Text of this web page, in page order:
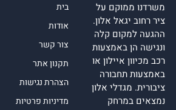
משרדנו ממוקם על
ציר רחוב יגאל אלון.
ההגעה למקום קלה
ונגישה הן באמצעות
רכב מכיוון איילון או
באמצעות תחבורה
ציבורית. מגדלי אלון
נמצאים במרחק
בית
אודות
צור קשר
תקנון אתר
הצהרת נגישות
מדיניות פרטיות